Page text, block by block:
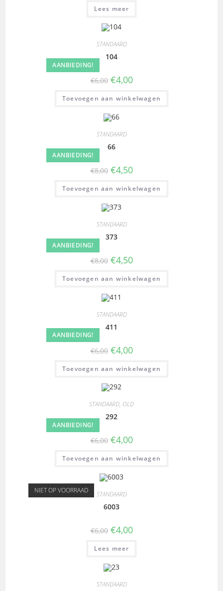
Lees meer
AANBIEDING!
STANDAARD
104
€6,00 €4,00
Toevoegen aan winkelwagen
AANBIEDING!
STANDAARD
66
€8,00 €4,50
Toevoegen aan winkelwagen
AANBIEDING!
STANDAARD
373
€8,00 €4,50
Toevoegen aan winkelwagen
AANBIEDING!
STANDAARD
411
€6,00 €4,00
Toevoegen aan winkelwagen
AANBIEDING!
STANDAARD, OLD
292
€6,00 €4,00
Toevoegen aan winkelwagen
NIET OP VOORRAAD STANDAARD
6003
€6,00 €4,00
Lees meer
STANDAARD